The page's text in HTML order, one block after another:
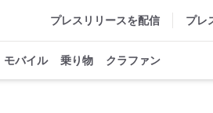
プレスリリースを配信 プレ
モバイル 乗り物 クラファン